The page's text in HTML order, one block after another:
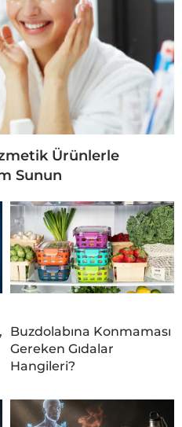
Ürünlerle
Sunun
Buzdolabına Konmaması
Gereken Gıdalar
Hangileri?